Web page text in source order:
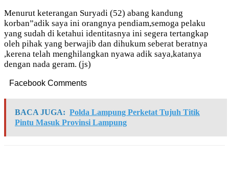
Menurut keterangan Suryadi (52) abang kandung
korban”adik saya ini orangnya pendiam,semoga pelaku
yang sudah di ketahui identitasnya ini segera tertangkap
oleh pihak yang berwajib dan dihukum seberat beratnya
,kerena telah menghilangkan nyawa adik saya,katanya
dengan nada geram. (js)
Facebook Comments
BACA JUGA: Polda Lampung Perketat Tujuh Titik
Pintu Masuk Provinsi Lampung